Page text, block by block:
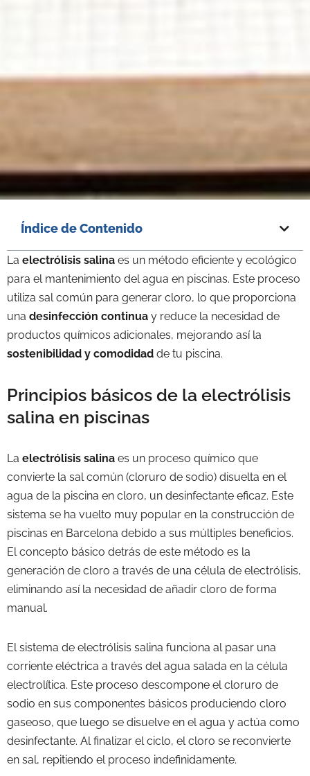
Índice de Contenido
La electrólisis salina es un método eficiente y ecológico
para el mantenimiento del agua en piscinas. Este proceso
utiliza sal común para generar cloro, lo que proporciona
una desinfección continua y reduce la necesidad de
productos químicos adicionales, mejorando así la
sostenibilidad y comodidad de tu piscina.
Principios básicos de la electrólisis
salina en piscinas
La electrólisis salina es un proceso químico que
convierte la sal común (cloruro de sodio) disuelta en el
agua de la piscina en cloro, un desinfectante eficaz. Este
sistema se ha vuelto muy popular en la construcción de
piscinas en Barcelona debido a sus múltiples beneficios.
El concepto básico detrás de este método es la
generación de cloro a través de una célula de electrólisis,
eliminando así la necesidad de añadir cloro de forma
manual.
El sistema de electrólisis salina funciona al pasar una
corriente eléctrica a través del agua salada en la célula
electrolítica. Este proceso descompone el cloruro de
sodio en sus componentes básicos produciendo cloro
gaseoso, que luego se disuelve en el agua y actúa como
desinfectante. Al finalizar el ciclo, el cloro se reconvierte
en sal, repitiendo el proceso indefinidamente.